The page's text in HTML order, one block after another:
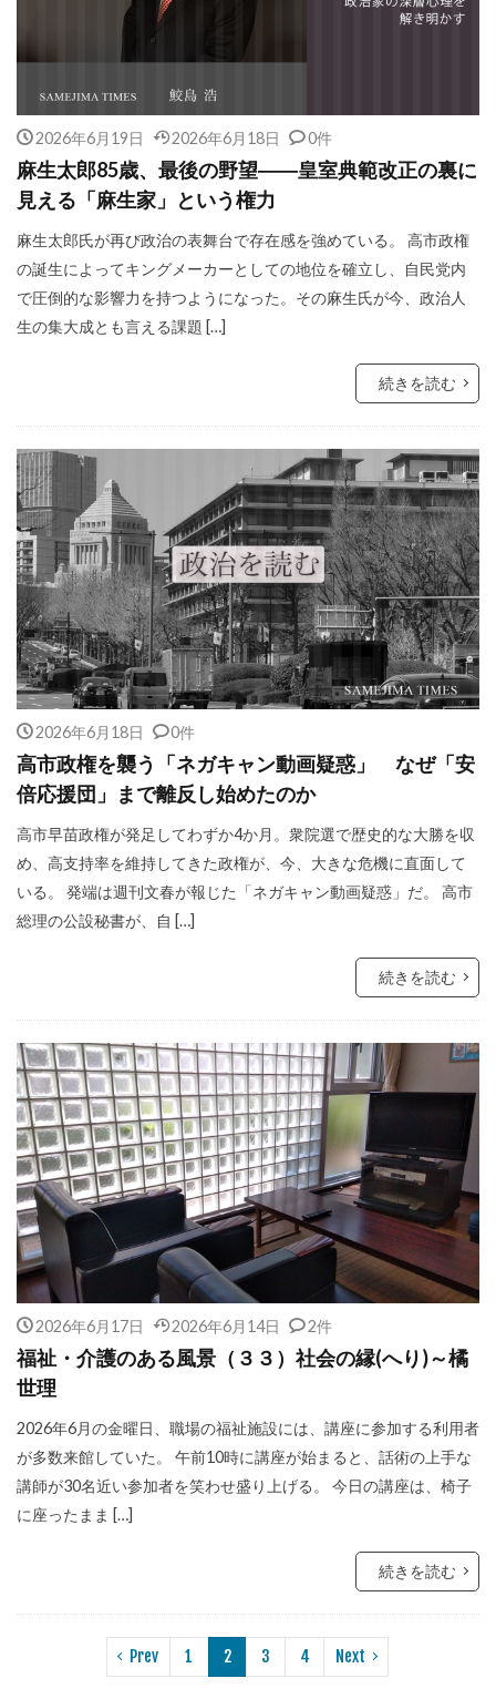
2026年6月19日 2026年6月18日 0件
麻生太郎85歳、最後の野望――皇室典範改正の裏に
見える「麻生家」という権力
麻生太郎氏が再び政治の表舞台で存在感を強めている。 高市政権
の誕生によってキングメーカーとしての地位を確立し、自民党内
で圧倒的な影響力を持つようになった。その麻生氏が今、政治人
生の集大成とも言える課題 […]
続きを読む
2026年6月18日 0件
高市政権を襲う「ネガキャン動画疑惑」 なぜ「安
倍応援団」まで離反し始めたのか
高市早苗政権が発足してわずか4か月。衆院選で歴史的な大勝を収
め、高支持率を維持してきた政権が、今、大きな危機に直面して
いる。 発端は週刊文春が報じた「ネガキャン動画疑惑」だ。 高市
総理の公設秘書が、自 […]
続きを読む
2026年6月17日 2026年6月14日 2件
福祉・介護のある風景（３３）社会の縁(へり)～橘
世理
2026年6月の金曜日、職場の福祉施設には、講座に参加する利用者
が多数来館していた。 午前10時に講座が始まると、話術の上手な
講師が30名近い参加者を笑わせ盛り上げる。 今日の講座は、椅子
に座ったまま […]
続きを読む
Prev 1 2 3 4 Next